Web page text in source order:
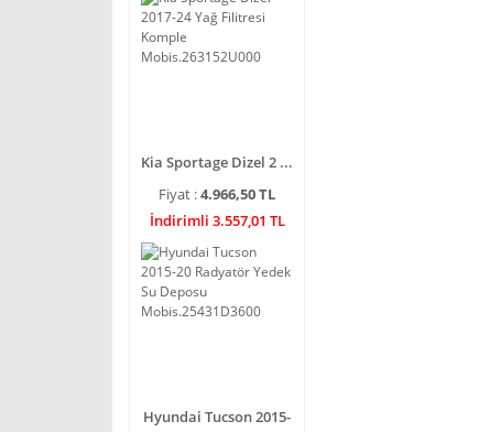
Kia Sportage Dizel 2 ...
Fiyat :4.966,50 TL
İndirimli 3.557,01 TL
Hyundai Tucson 2015-